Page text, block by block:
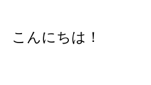
こんにちは！